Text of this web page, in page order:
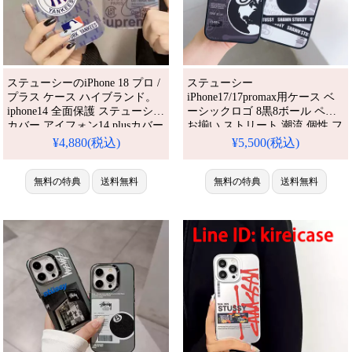
ステューシーのiPhone 18 プロ /
プラス ケース ハイブランド。
iphone14 全面保護 ステューシー
カバー アイフォン14 plusカバー
綺麗 stussy カジュアルケース メ
iPhone 14promax stussy アイフォ
ーン13Promax/13 カバー 耐衝撃
性。芸能人も愛用する人気アイ
い。おしゃれでシンプル、しか
¥4,880(税込)
無料の特典 送料無料
ステューシー
iPhone17/17promax用ケース ベ
ーシックロゴ 8黒8ボール ペア
お揃い ストリート 潮流 個性 フ
ァッション 耐衝撃 防水 ブラン
女兼用 iPhone15/14/13ケース 人
気 おすすめ iPhone 17 プロ / プ
ラス ケース
¥5,500(税込)
無料の特典 送料無料